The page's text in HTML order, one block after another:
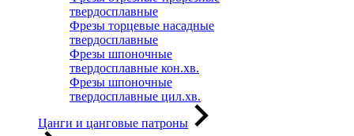
твердосплавные
Фрезы торцевые насадные
твердосплавные
Фрезы шпоночные
твердосплавные кон.хв.
Фрезы шпоночные
твердосплавные цил.хв.
Цанги и цанговые патроны